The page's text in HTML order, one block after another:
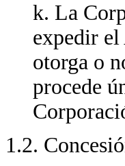
k. La
expedir
otorga o
procede
1.2.